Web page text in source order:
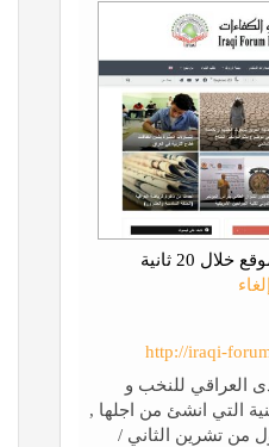
20 ثانية
إلغاء
http://iraqi-
العراقي للنخب و
التي انشئ من اجلها ,
من تشرين الثاني /